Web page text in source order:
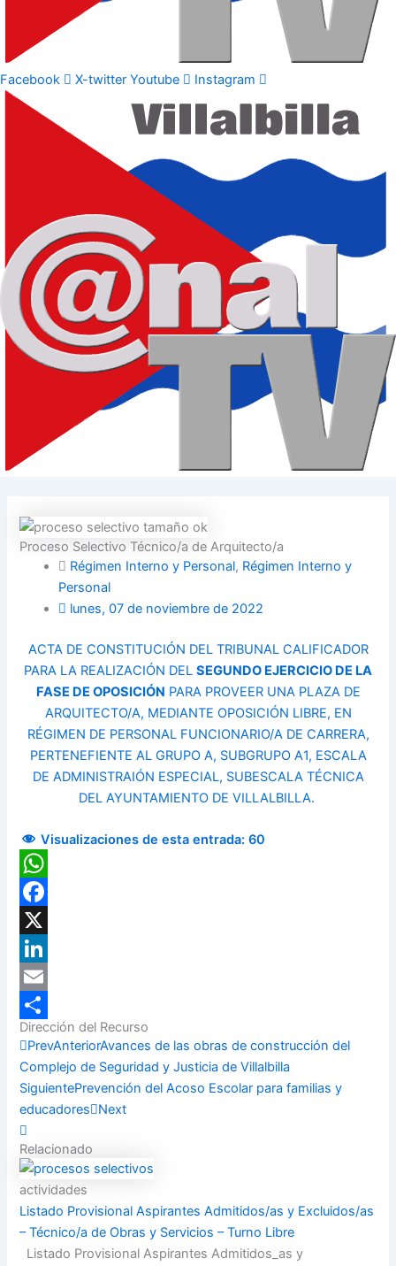
Facebook X-twitter Youtube Instagram
Proceso Selectivo Técnico/a de Arquitecto/a
Régimen Interno y Personal, Régimen Interno y
Personal
lunes, 07 de noviembre de 2022
ACTA DE CONSTITUCIÓN DEL TRIBUNAL CALIFICADOR
PARA LA REALIZACIÓN DEL SEGUNDO EJERCICIO DE LA
FASE DE OPOSICIÓN PARA PROVEER UNA PLAZA DE
ARQUITECTO/A, MEDIANTE OPOSICIÓN LIBRE, EN
RÉGIMEN DE PERSONAL FUNCIONARIO/A DE CARRERA,
PERTENEFIENTE AL GRUPO A, SUBGRUPO A1, ESCALA
DE ADMINISTRAIÓN ESPECIAL, SUBESCALA TÉCNICA
DEL AYUNTAMIENTO DE VILLALBILLA.
Visualizaciones de esta entrada: 60
WhatsApp
Facebook
X
LinkedIn
Email
Compartir
Dirección del Recurso
PrevAnteriorAvances de las obras de construcción del
Complejo de Seguridad y Justicia de Villalbilla
SiguientePrevención del Acoso Escolar para familias y
educadores
Next
Relacionado
actividades
Listado Provisional Aspirantes Admitidos/as y Excluidos/as
– Técnico/a de Obras y Servicios – Turno Libre
Listado Provisional Aspirantes Admitidos_as y